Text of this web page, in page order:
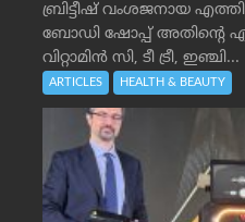
ബ്രിട്ടീഷ് വംശജനായ
ബോഡി ഷോപ്പ് അതിന്റെ
വിറ്റാമിൻ സി, ടീ ട്രീ, ഇഞ്ചി...
ARTICLES HEALTH & BEAUTY